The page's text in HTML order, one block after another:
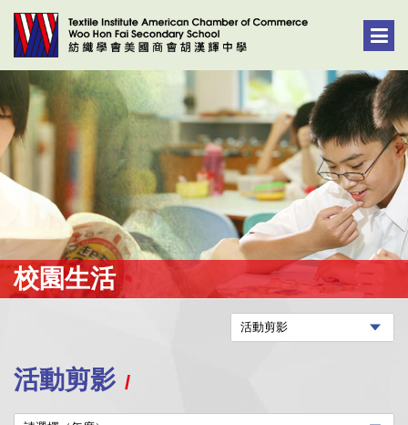
校園生活
活動剪影